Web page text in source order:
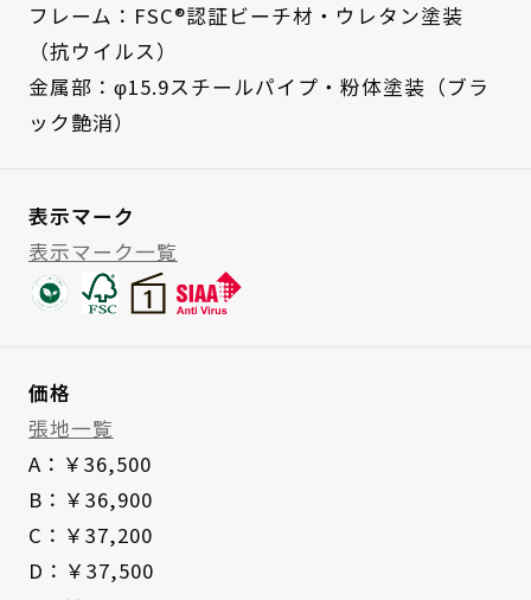
フレーム：FSC®認証ビーチ材・ウレタン塗装
（抗ウイルス）
金属部：φ15.9スチールパイプ・粉体塗装（ブラ
ック艶消）
表示マーク
表示マーク一覧
価格
張地一覧
A：￥36,500
B：￥36,900
C：￥37,200
D：￥37,500